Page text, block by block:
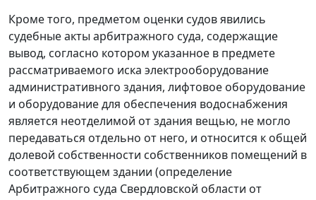
Кроме того, предметом оценки судов явились
судебные акты арбитражного суда, содержащие
вывод, согласно котором указанное в предмете
рассматриваемого иска электрооборудование
административного здания, лифтовое оборудование
и оборудование для обеспечения водоснабжения
является неотделимой от здания вещью, не могло
передаваться отдельно от него, и относится к общей
долевой собственности собственников помещений в
соответствующем здании (определение
Арбитражного суда Свердловской области от